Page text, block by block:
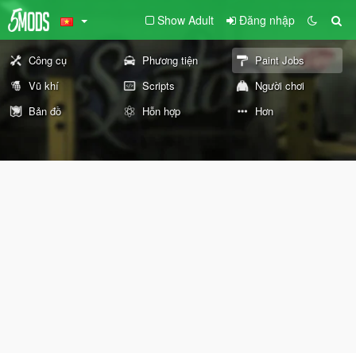
Show Adult Đăng nhập
Công cụ Phương tiện
Paint Jobs
Vũ khí
Scripts
Người chơi
Bản đồ
Hỗn hợp Hơn